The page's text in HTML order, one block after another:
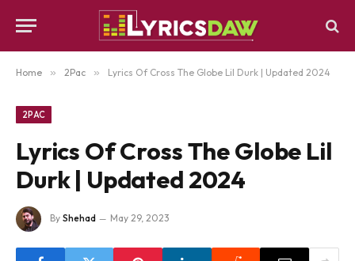
Home » 2Pac » Lyrics Of Cross The Globe Lil Durk | Updated 2024
2PAC
Lyrics Of Cross The Globe Lil
Durk | Updated 2024
By Shehad May 29, 2023